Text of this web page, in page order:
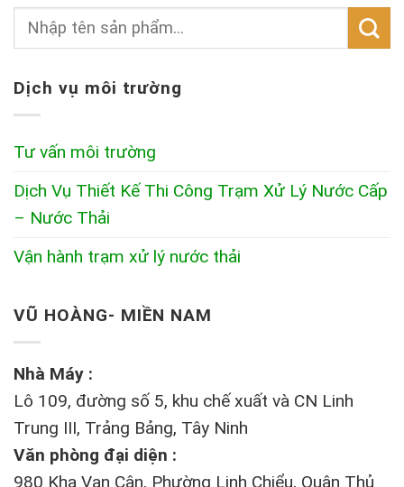
Dịch vụ môi trường
Tư vấn môi trường
Dịch Vụ Thiết Kế Thi Công Trạm Xử Lý Nước Cấp
– Nước Thải
Vận hành trạm xử lý nước thải
VŨ HOÀNG- MIỀN NAM
Nhà Máy :
Lô 109, đường số 5, khu chế xuất và CN Linh
Trung III, Trảng Bảng, Tây Ninh
Văn phòng đại diện :
980 Kha Vạn Cận, Phường Linh Chiểu, Quận Thủ